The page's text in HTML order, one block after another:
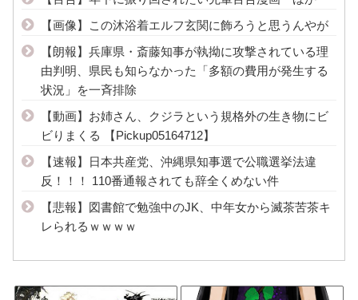
【画像】この沐浴着エルフ玄関に飾ろうと思うんやが
【朗報】兵庫県・斎藤知事が執拗に攻撃されている理
由判明、県民も知らなかった「多額の費用が発生する
状況」を一斉排除
【動画】お姉さん、クジラという規格外の生き物にビ
ビりまくる 【Pickup05164712】
【速報】日本共産党、沖縄県知事選で公職選挙法違
反！！！ 110番通報されても辞全くめない件
【悲報】図書館で勉強中のJK、中年女から滅茶苦茶キ
レられるｗｗｗｗ